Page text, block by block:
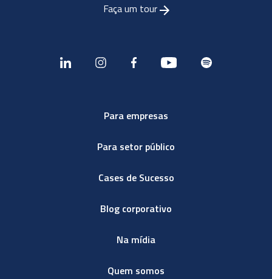
Faça um tour
Para empresas
Para setor público
Cases de Sucesso
Blog corporativo
Na mídia
Quem somos